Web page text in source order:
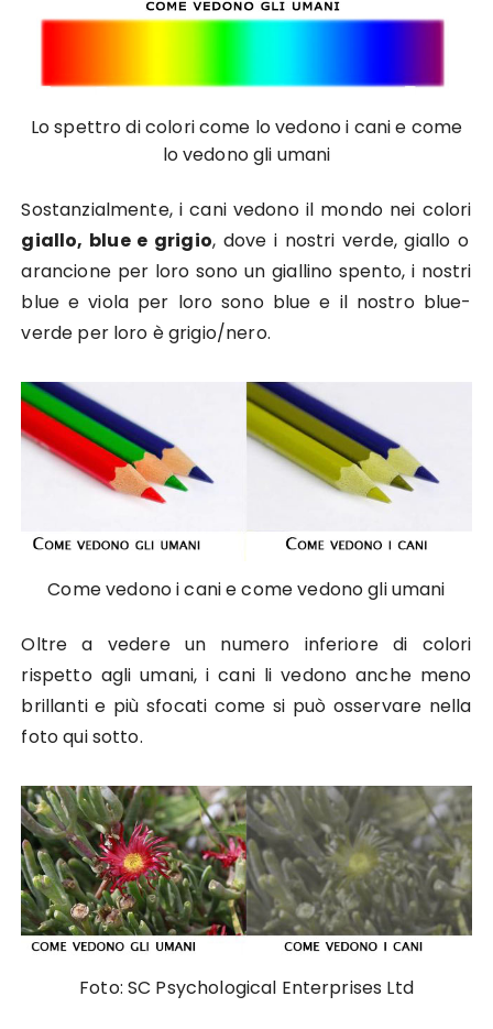
Lo spettro di colori come lo vedono i cani e come
lo vedono gli umani
Sostanzialmente, i cani vedono il mondo nei colori
giallo, blue e grigio, dove i nostri verde, giallo o
arancione per loro sono un giallino spento, i nostri
blue e viola per loro sono blue e il nostro blue-
verde per loro è grigio/nero.
Come vedono i cani e come vedono gli umani
Oltre a vedere un numero inferiore di colori
rispetto agli umani, i cani li vedono anche meno
brillanti e più sfocati come si può osservare nella
foto qui sotto.
Foto: SC Psychological Enterprises Ltd